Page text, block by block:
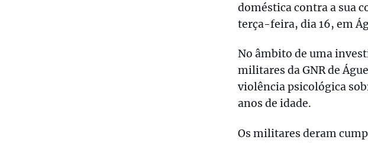
doméstica contra a sua
terça-feira, dia 16, em
No âmbito de uma
militares da GNR de
violência psicológica
anos de idade.
Os militares deram